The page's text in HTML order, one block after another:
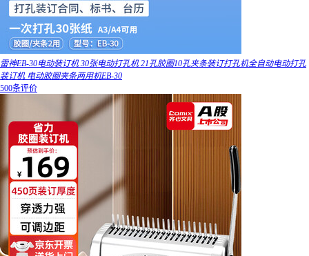
雷神EB-30电动装订机 30张电动打孔机 21孔胶圈10孔夹条装订打孔机全自动电动打孔
装订机 电动胶圈夹条两用机EB-30
500条评价